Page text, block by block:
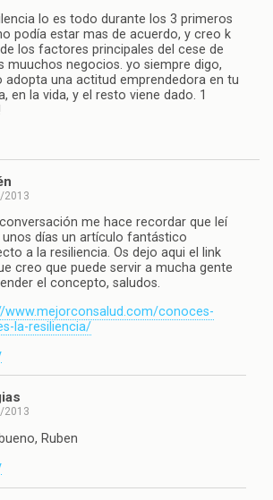
lo es todo durante los 3 primeros
podía estar mas de acuerdo, y creo k
los factores principales del cese de
muuchos negocios. yo siempre digo,
adopta una actitud emprendedora en tu
en la vida, y el resto viene dado. 1
2013
me hace recordar que leí
unos días un artículo fantástico
a la resiliencia. Os dejo aqui el link
creo que puede servir a mucha gente
el concepto, saludos.
www.mejorconsalud.com/conoces-
la-resiliencia/
2013
Ruben